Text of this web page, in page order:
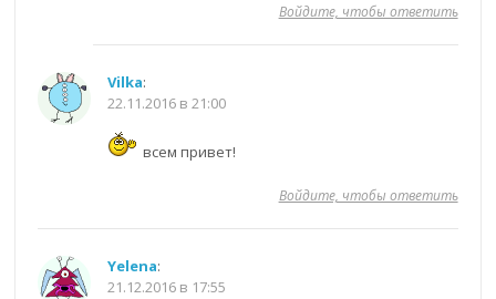
Войдите, чтобы ответить
Vilka:
22.11.2016 в 21:00
всем привет!
Войдите, чтобы ответить
Yelena:
21.12.2016 в 17:55